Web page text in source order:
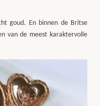
goud. En binnen de Britse
van de meest karaktervolle